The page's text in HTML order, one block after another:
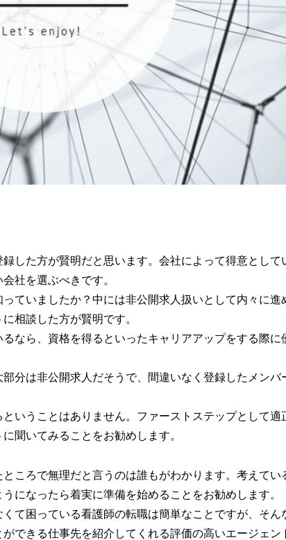
した方が賢明だと思います。会社によって得意として
社を選ぶべきです。
ていましたか？中には非公開求人扱いとして内々に進
相談した方が賢明です。
なら、資格を得るといったキャリアアップをする際に
分は非公開求人だそうで、間違いなく登録したメンバ
いうことはありません。ファーストステップとして適
聞いてみることをお勧めします。
ころで無理だと言うのは誰もがわかります。考えてい
になったら着実に準備を始めることをお勧めします。
て困っている看護師の転職は簡単なことですが、そん
できる仕事先を紹介してくれる評価の高いエージェン